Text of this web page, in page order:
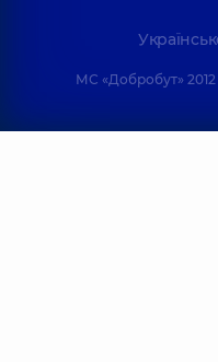
МС «Добробут»